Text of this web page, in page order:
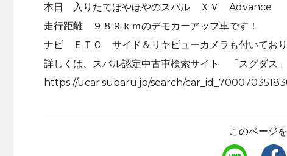
本日 入りたてほやほやのスバル ＸＶ Advance
走行距離 ９８９ｋｍのデモカーアップ車です！
ナビ ＥＴＣ サイド＆リヤビューカメラも付いており
詳しくは、スバル認定中古車検索サイト 「スグダス」
https://ucar.subaru.jp/search/
このページ